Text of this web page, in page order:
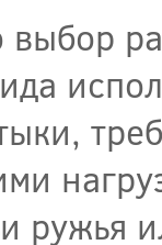
ружья